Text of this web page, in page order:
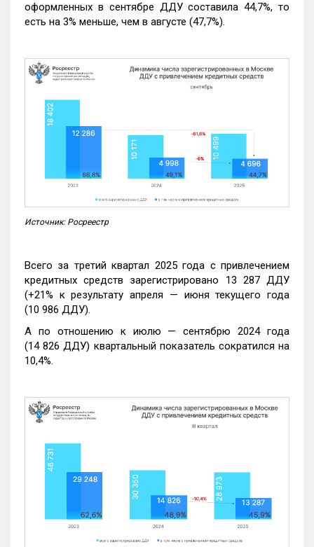
оформленных в сентябре ДДУ составила 44,7%, то
есть на 3% меньше, чем в августе (47,7%).
Источник: Росреестр
Всего за третий квартал 2025 года с привлечением
кредитных средств зарегистрировано 13 287 ДДУ
(+21% к результату апреля — июня текущего года
(10 986 ДДУ).
А по отношению к июлю — сентябрю 2024 года
(14 826 ДДУ) квартальный показатель сократился на
10,4%.